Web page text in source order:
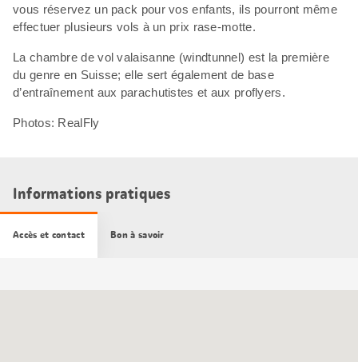
vous réservez un pack pour vos enfants, ils pourront même
effectuer plusieurs vols à un prix rase-motte.
La chambre de vol valaisanne (windtunnel) est la première
du genre en Suisse; elle sert également de base
d’entraînement aux parachutistes et aux proflyers.
Photos: RealFly
Informations pratiques
Accès et contact Bon à savoir